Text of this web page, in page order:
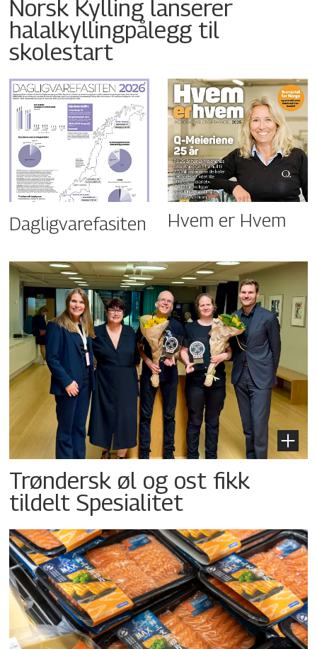
Norsk Kylling lanserer
halalkyllingpålegg til
skolestart
Dagligvarefasiten Hvem er Hvem
Trøndersk øl og ost fikk
tildelt Spesialitet